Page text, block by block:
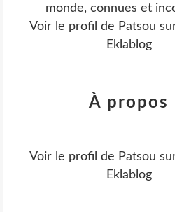
monde, connues et
Voir le profil de Patsou
Eklablog
À propos
Voir le profil de Patsou
Eklablog